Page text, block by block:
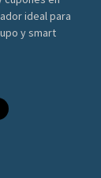
ideal para
y smart